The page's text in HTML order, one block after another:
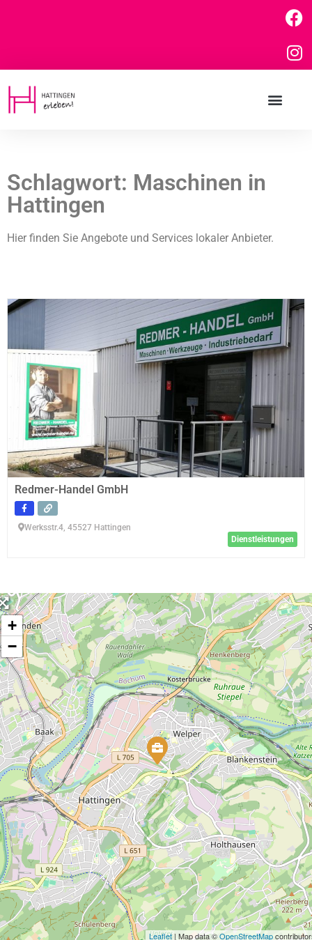
Schlagwort: Maschinen in
Hattingen
Hier finden Sie Angebote und Services lokaler Anbieter.
Redmer-Handel GmbH
Werksstr.4, 45527 Hattingen
Dienstleistungen
+
−
Leaflet| Map data ©OpenStreetMap